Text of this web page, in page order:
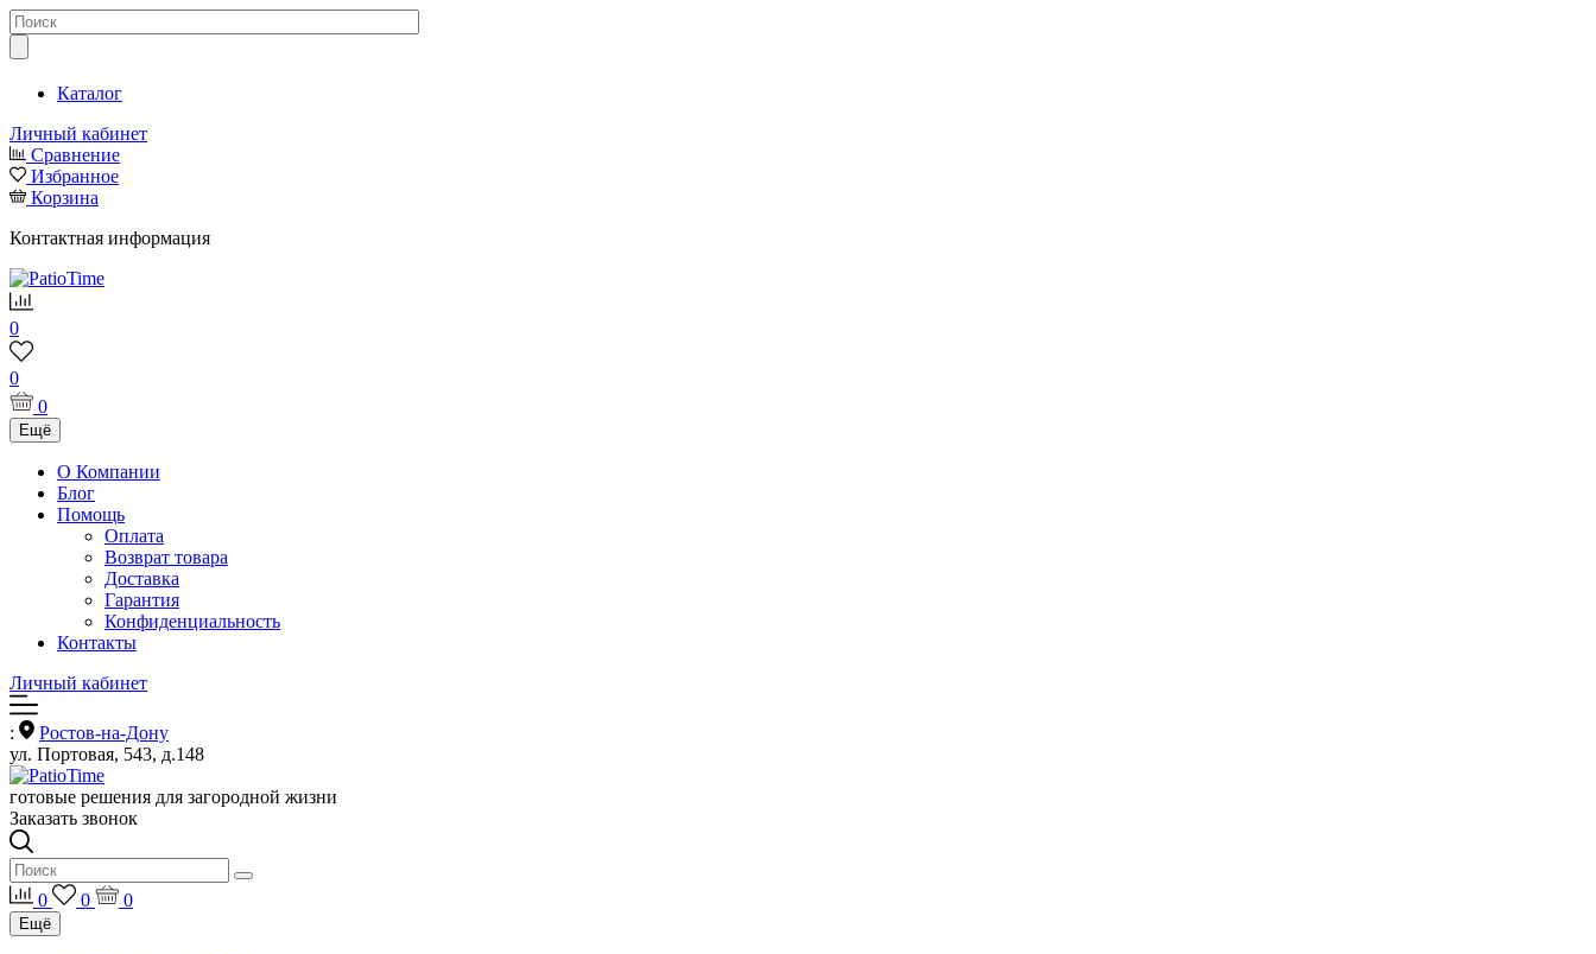
Каталог
Личный кабинет
Сравнение
Избранное
Корзина
Контактная информация
0
0
0
Ещё
О Компании
Блог
Помощь
Оплата
Возврат товара
Доставка
Гарантия
Конфиденциальность
Контакты
Личный кабинет
:
Ростов-на-Дону
ул. Портовая, 543, д.148
готовые решения для загородной жизни
Заказать звонок
0 0 0
Ещё